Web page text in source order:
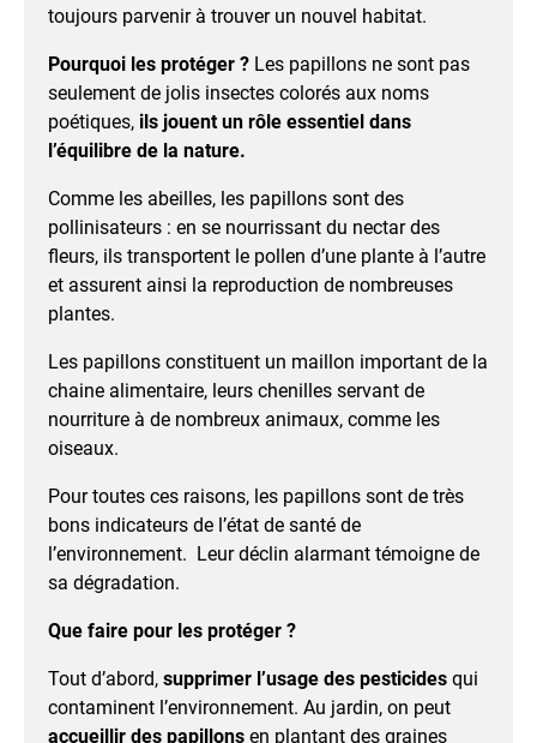
toujours parvenir à trouver un nouvel habitat.
Pourquoi les protéger ? Les papillons ne sont pas
seulement de jolis insectes colorés aux noms
poétiques, ils jouent un rôle essentiel dans
l’équilibre de la nature.
Comme les abeilles, les papillons sont des
pollinisateurs : en se nourrissant du nectar des
fleurs, ils transportent le pollen d’une plante à l’autre
et assurent ainsi la reproduction de nombreuses
plantes.
Les papillons constituent un maillon important de la
chaine alimentaire, leurs chenilles servant de
nourriture à de nombreux animaux, comme les
oiseaux.
Pour toutes ces raisons, les papillons sont de très
bons indicateurs de l’état de santé de
l’environnement. Leur déclin alarmant témoigne de
sa dégradation.
Que faire pour les protéger ?
Tout d’abord, supprimer l’usage des pesticides qui
contaminent l’environnement. Au jardin, on peut
accueillir des papillons en plantant des graines